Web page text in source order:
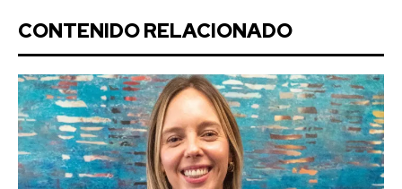
CONTENIDO RELACIONADO